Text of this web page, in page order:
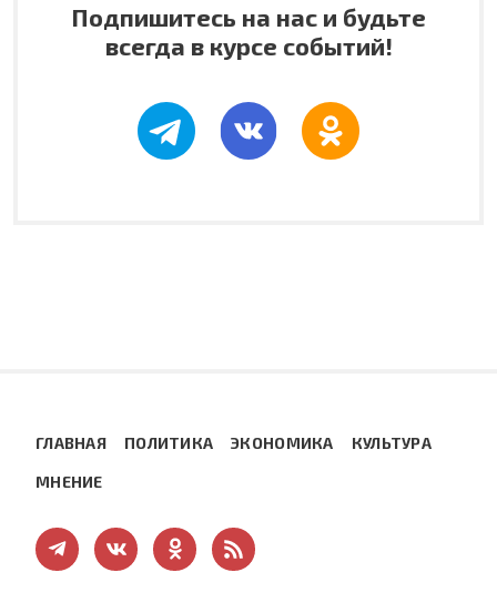
Подпишитесь на нас и будьте
всегда в курсе событий!
ГЛАВНАЯ ПОЛИТИКА ЭКОНОМИКА КУЛЬТУРА
МНЕНИЕ